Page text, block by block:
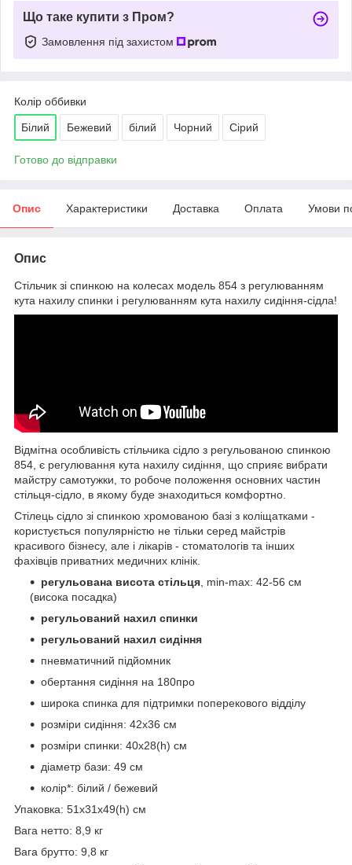
Що таке купити з Пром?
Замовлення під захистом
Колір оббивки
Білий Бежевий білий Чорний Сірий
Готово до відправки
Опис Характеристики Доставка Оплата Умови
Опис
Стільчик зі спинкою на колесах модель 854 з регулюванням
кута нахилу спинки і регулюванням кута нахилу сидіння-сідла!
Відмітна особливість стільчика сідло з регульованою спинкою
854, є регулювання кута нахилу сидіння, що сприяє вибрати
майстру самотужки, то робоче положення основних частин
стільця-сідло, в якому буде знаходиться комфортно.
Стілець сідло зі спинкою хромованою базі з коліщатками -
користується популярністю не тільки серед майстрів
красивого бізнесу, але і лікарів - стоматологів та інших
фахівців приватних медичних клінік.
регульована висота стільця , min-max: 42-56 см
(висока посадка)
регульований нахил спинки
регульований нахил сидіння
пневматичний підйомник
обертання сидіння на 180про
широка спинка для підтримки поперекового відділу
розміри сидіння: 42х36 см
розміри спинки: 40х28(h) см
діаметр бази: 49 см
колір*: білий / бежевий
Упаковка: 51х31х49(h) см
Вага нетто: 8,9 кг
Вага брутто: 9,8 кг